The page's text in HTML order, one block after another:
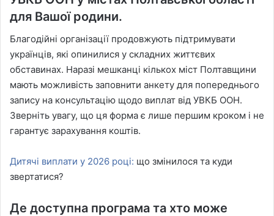
для Вашої родини.
Благодійні організації продовжують підтримувати
українців, які опинилися у складних життєвих
обставинах. Наразі мешканці кількох міст Полтавщини
мають можливість заповнити анкету для попереднього
запису на консультацію щодо виплат від УВКБ ООН.
Зверніть увагу, що ця форма є лише першим кроком і не
гарантує зарахування коштів.
Дитячі виплати у 2026 році: що змінилося та куди
звертатися?
Де доступна програма та хто може